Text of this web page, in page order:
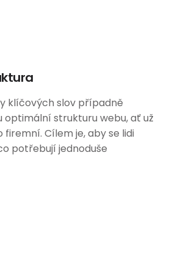
klíčových slov případně
strukturu webu, ať už
Cílem je, aby se lidi
potřebují jednoduše